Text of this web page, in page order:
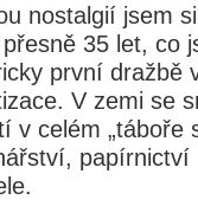
nostalgií jsem
35 let, co
první dražbě
V zemi se
v celém „táboře